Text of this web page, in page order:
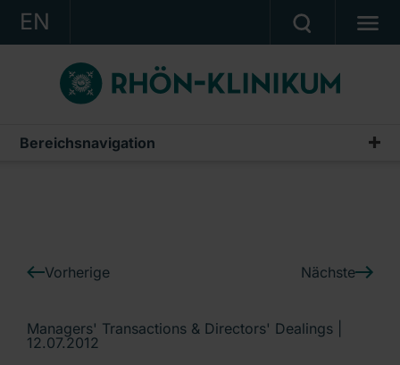
EN
KONZERN
KLINIKEN
KARRIERE
Ein Unternehmen der RHÖN-KLINIKUM AG
Bereichsnavigation
IR-News
Vorherige Nächste
Managers' Transactions & Directors' Dealings |
12.07.2012